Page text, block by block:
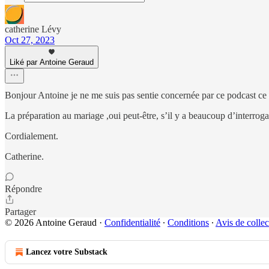
catherine Lévy
Oct 27, 2023
Liké par Antoine Geraud
Bonjour Antoine je ne me suis pas sentie concernée par ce podcast
La préparation au mariage ,oui peut-être, s’il y a beaucoup
Cordialement.
Catherine.
Répondre
Partager
© 2026 Antoine Geraud · Confidentialité ∙ Conditions ∙ Avis de
Lancez votre Substack